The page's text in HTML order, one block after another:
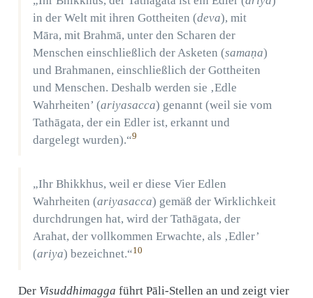
in der Welt mit ihren Gottheiten (deva), mit
Māra, mit Brahmā, unter den Scharen der
Menschen einschließlich der Asketen (samaṇa)
und Brahmanen, einschließlich der Gottheiten
und Menschen. Deshalb werden sie ‚Edle
Wahrheiten’ (ariyasacca) genannt (weil sie vom
Tathāgata, der ein Edler ist, erkannt und
dargelegt wurden).“9
„Ihr Bhikkhus, weil er diese Vier Edlen
Wahrheiten (ariyasacca) gemäß der Wirklichkeit
durchdrungen hat, wird der Tathāgata, der
Arahat, der vollkommen Erwachte, als ‚Edler’
(ariya) bezeichnet.“10
Der Visuddhimagga führt Pāli-Stellen an und zeigt vier